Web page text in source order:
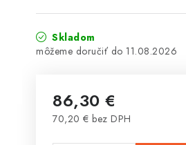
Skladom
11.08.2026
86,30 €
70,20 € bez DPH